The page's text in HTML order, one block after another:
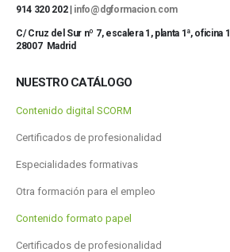
914 320 202 | info@dgformacion.com
C/ Cruz del Sur nº 7, escalera 1, planta 1ª, oficina 1
28007 Madrid
NUESTRO CATÁLOGO
Contenido digital SCORM
Certificados de profesionalidad
Especialidades formativas
Otra formación para el empleo
Contenido formato papel
Certificados de profesionalidad